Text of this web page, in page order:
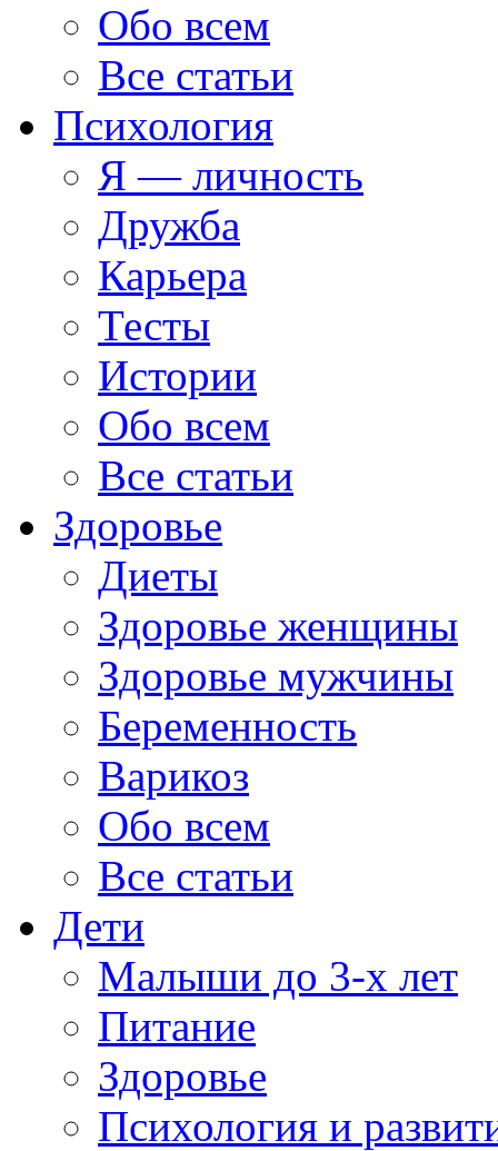
Обо всем
Все статьи
Психология
Я — личность
Дружба
Карьера
Тесты
Истории
Обо всем
Все статьи
Здоровье
Диеты
Здоровье женщины
Здоровье мужчины
Беременность
Варикоз
Обо всем
Все статьи
Дети
Малыши до 3-х лет
Питание
Здоровье
Психология и